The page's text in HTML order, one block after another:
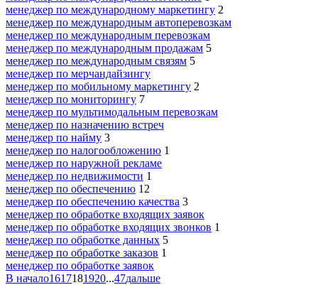
менеджер по международному маркетингу 2
менеджер по международным автоперевозкам
менеджер по международным перевозкам
менеджер по международным продажам 5
менеджер по международным связям 5
менеджер по мерчандайзингу
менеджер по мобильному маркетингу 2
менеджер по мониторингу 7
менеджер по мультимодальным перевозкам
менеджер по назначению встреч
менеджер по найму 3
менеджер по налогообложению 1
менеджер по наружной рекламе
менеджер по недвижимости 1
менеджер по обеспечению 12
менеджер по обеспечению качества 3
менеджер по обработке входящих заявок
менеджер по обработке входящих звонков 1
менеджер по обработке данных 5
менеджер по обработке заказов 1
менеджер по обработке заявок
В начало1617181920...47дальше